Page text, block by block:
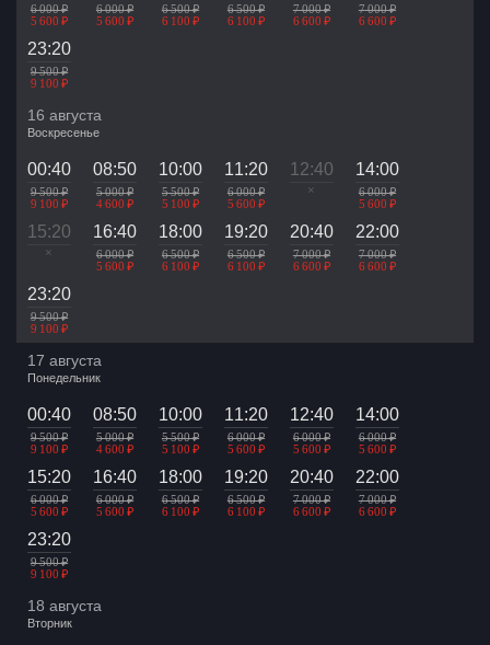
6 000 ₽
5 600 ₽
6 000 ₽
5 600 ₽
6 500 ₽
6 100 ₽
6 500 ₽
6 100 ₽
7 000 ₽
6 600 ₽
7 000 ₽
6 600 ₽
23:20
9 500 ₽
9 100 ₽
16 августа
Воскресенье
00:40
9 500 ₽
9 100 ₽
08:50
5 000 ₽
4 600 ₽
10:00
5 500 ₽
5 100 ₽
11:20
6 000 ₽
5 600 ₽
12:40
×
14:00
6 000 ₽
5 600 ₽
15:20
×
16:40
6 000 ₽
5 600 ₽
18:00
6 500 ₽
6 100 ₽
19:20
6 500 ₽
6 100 ₽
20:40
7 000 ₽
6 600 ₽
22:00
7 000 ₽
6 600 ₽
23:20
9 500 ₽
9 100 ₽
17 августа
Понедельник
00:40
9 500 ₽
9 100 ₽
08:50
5 000 ₽
4 600 ₽
10:00
5 500 ₽
5 100 ₽
11:20
6 000 ₽
5 600 ₽
12:40
6 000 ₽
5 600 ₽
14:00
6 000 ₽
5 600 ₽
15:20
6 000 ₽
5 600 ₽
16:40
6 000 ₽
5 600 ₽
18:00
6 500 ₽
6 100 ₽
19:20
6 500 ₽
6 100 ₽
20:40
7 000 ₽
6 600 ₽
22:00
7 000 ₽
6 600 ₽
23:20
9 500 ₽
9 100 ₽
18 августа
Вторник